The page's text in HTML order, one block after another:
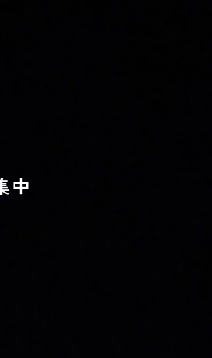
中